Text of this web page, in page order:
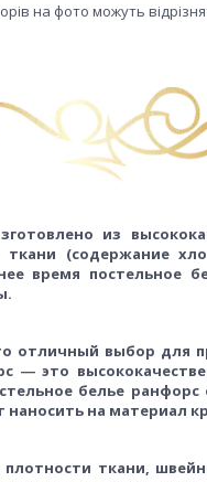
на фото можуть
из
(содержание
время постельное
отличный выбор для
― это
белье
на материал
плотности ткани,